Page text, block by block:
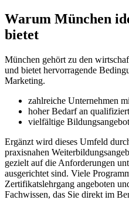
Warum München
bietet
München gehört zu den
und bietet hervorragende
Marketing.
zahlreiche Unternehmen
hoher Bedarf an
vielfältige
Ergänzt wird dieses Umfeld
praxisnahen
gezielt auf die Anforderungen
ausgerichtet sind. Viele
Zertifikatslehrgang angeboten
Fachwissen, das Sie direkt im